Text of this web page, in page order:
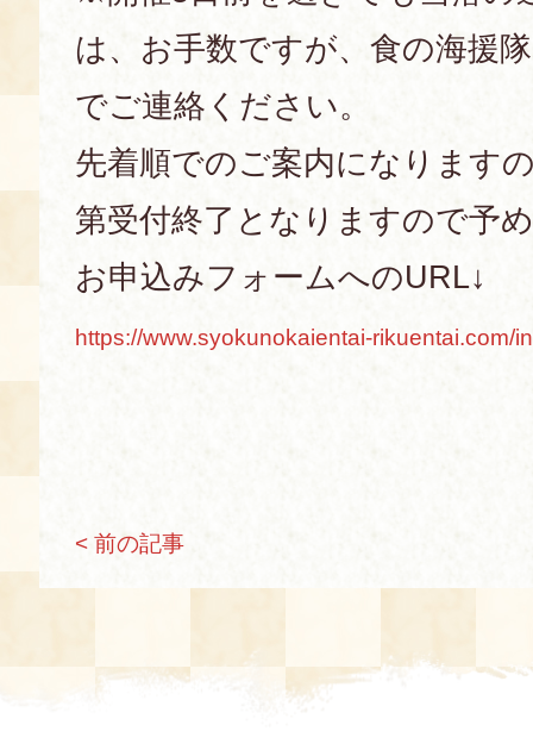
は、お手数ですが、食の海援
でご連絡ください。
先着順でのご案内になります
第受付終了となりますので予
お申込みフォームへのURL↓
https://www.syokunokaientai-rikuentai.com/
< 前の記事